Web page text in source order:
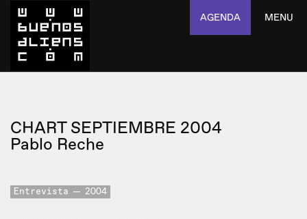
AGENDA MENU
CHART SEPTIEMBRE 2004
Pablo Reche
Entrevista 2004